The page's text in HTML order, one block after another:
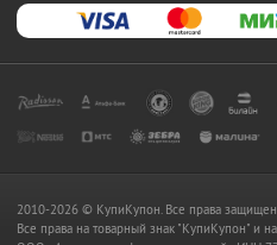
2010-2026 © КупиКупон. Все права
Все права на товарный знак "КупиКупон" и